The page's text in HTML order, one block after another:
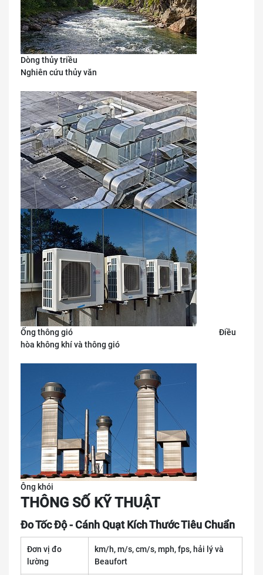
Dòng thủy triều
Nghiên cứu thủy văn
Ống thông gió Điều
hòa không khí và thông gió
Ông khói
THÔNG SỐ KỸ THUẬT
Đo Tốc Độ - Cánh Quạt Kích Thước Tiêu Chuẩn
Đơn vị đo
lường
km/h, m/s, cm/s, mph, fps, hải lý và
Beaufort